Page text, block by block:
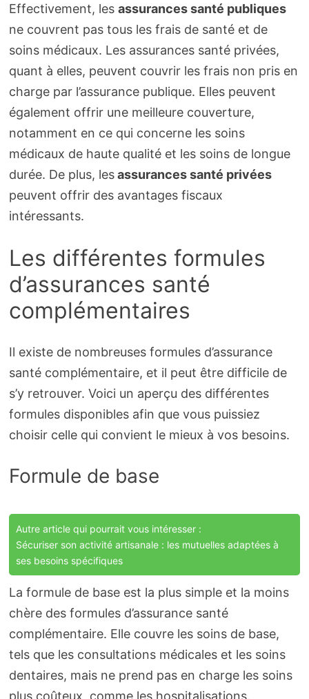
Effectivement, les assurances santé publiques
ne couvrent pas tous les frais de santé et de
soins médicaux. Les assurances santé privées,
quant à elles, peuvent couvrir les frais non pris en
charge par l’assurance publique. Elles peuvent
également offrir une meilleure couverture,
notamment en ce qui concerne les soins
médicaux de haute qualité et les soins de longue
durée. De plus, lesassurances santé privées
peuvent offrir des avantages fiscaux
intéressants.
Les différentes formules
d’assurances santé
complémentaires
Il existe de nombreuses formules d’assurance
santé complémentaire, et il peut être difficile de
s’y retrouver. Voici un aperçu des différentes
formules disponibles afin que vous puissiez
choisir celle qui convient le mieux à vos besoins.
Formule de base
Autre article qui pourrait vous intéresser :
Sécuriser son activité artisanale : les mutuelles adaptées à
ses besoins spécifiques
La formule de base est la plus simple et la moins
chère des formules d’assurance santé
complémentaire. Elle couvre les soins de base,
tels que les consultations médicales et les soins
dentaires, mais ne prend pas en charge les soins
plus coûteux, comme les hospitalisations.